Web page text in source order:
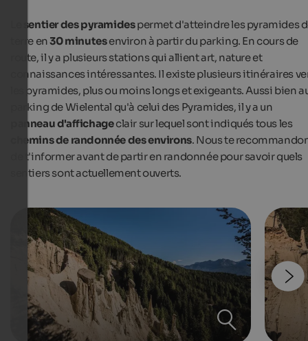
sentier des pyramidespermet d'atteindre les pyramides
terre en30 minutesenviron à partir du parking. En cours de
route, il y a plusieurs stations qui allient art, nature et
connaissances intéressantes. Il existe plusieurs itinéraires
les pyramides, plus ou moins longs et exigeants. Aussi bien
parking de Wielental qu'à celui des Pyramides, il y a un
panneau d'affichageclair sur lequel sont indiqués tous les
chemins de randonnée des environs. Nous te
de t'informer avant de partir en randonnée pour savoir quels
sentiers sont actuellement ouverts.